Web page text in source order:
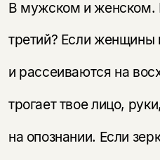
В мужском и женском.
третий? Если женщины
и рассеиваются на
трогает твое лицо,
на опознании. Если